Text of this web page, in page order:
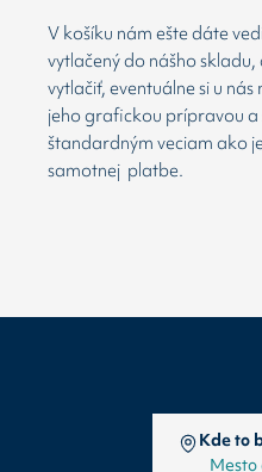
V košíku nám ešte dáte
vytlačený do nášho
vytlačiť, eventuálne si u
jeho grafickou prípravou
štandardným veciam ako
samotnej platbe.
Kde to